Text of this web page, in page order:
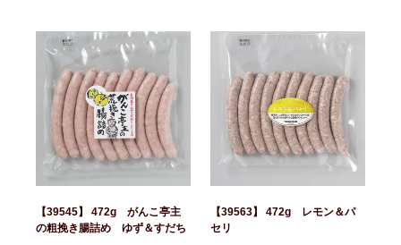
【39545】 472g がんこ亭主
の粗挽き腸詰め ゆず＆すだち
【39563】 472g レモン＆パ
セリ